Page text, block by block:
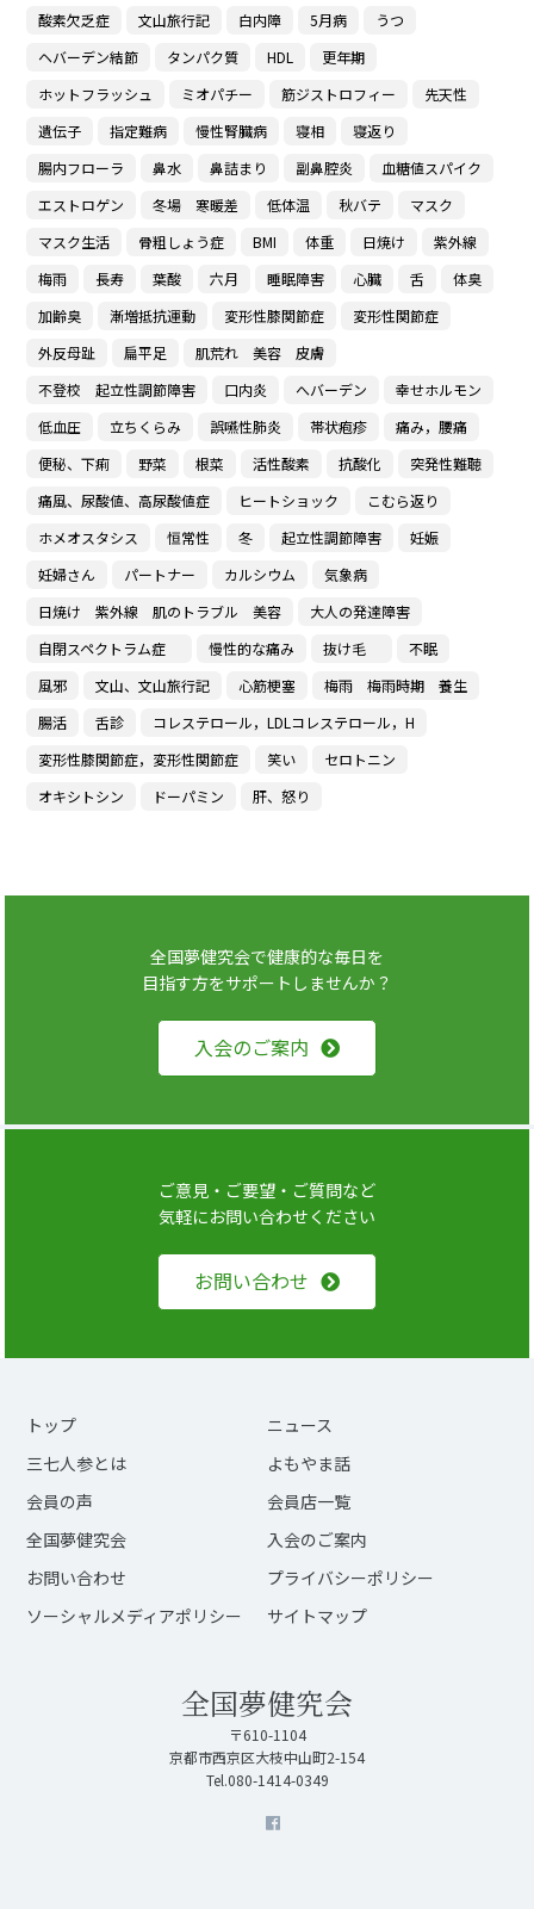
酸素欠乏症
文山旅行記 白内障 5月病
うつ
ヘバーデン結節
タンパク質 HDL
更年期
ホットフラッシュ
ミオパチー 筋ジストロフィー
先天性
遺伝子
指定難病 慢性腎臓病 寝相
寝返り
腸内フローラ
鼻水 鼻詰まり 副鼻腔炎
血糖値スパイク
エストロゲン
冬場 寒暖差 低体温 秋バテ
マスク
マスク生活
骨粗しょう症 BMI 体重 日焼け
紫外線
梅雨
長寿 葉酸 六月 睡眠障害 心臓 舌
体臭
加齢臭
漸増抵抗運動 変形性膝関節症
変形性関節症
外反母趾
扁平足
肌荒れ 美容 皮膚
不登校 起立性調節障害
口内炎 へバーデン
幸せホルモン
低血圧
立ちくらみ 誤嚥性肺炎 帯状疱疹
痛み，腰痛
便秘、下痢
野菜 根菜 活性酸素 抗酸化
突発性難聴
痛風、尿酸値、高尿酸値症
ヒートショック
こむら返り
ホメオスタシス
恒常性 冬 起立性調節障害
妊娠
妊婦さん
パートナー カルシウム
気象病
日焼け 紫外線 肌のトラブル 美容
大人の発達障害
自閉スペクトラム症
慢性的な痛み 抜け毛
不眠
風邪
文山、文山旅行記 心筋梗塞
梅雨 梅雨時期 養生
腸活
舌診
コレステロール，LDLコレステロール，H
変形性膝関節症，変形性関節症
笑い
セロトニン
オキシトシン
ドーパミン 肝、怒り
全国夢健究会で健康的な毎日を
目指す方をサポートしませんか？
入会のご案内
ご意見・ご要望・ご質問など
気軽にお問い合わせください
お問い合わせ
トップ
ニュース
三七人参とは
よもやま話
会員の声
会員店一覧
全国夢健究会
入会のご案内
お問い合わせ
プライバシーポリシー
ソーシャルメディアポリシー
サイトマップ
全国夢健究会
〒610-1104
京都市西京区大枝中山町2-154
Tel.080-1414-0349